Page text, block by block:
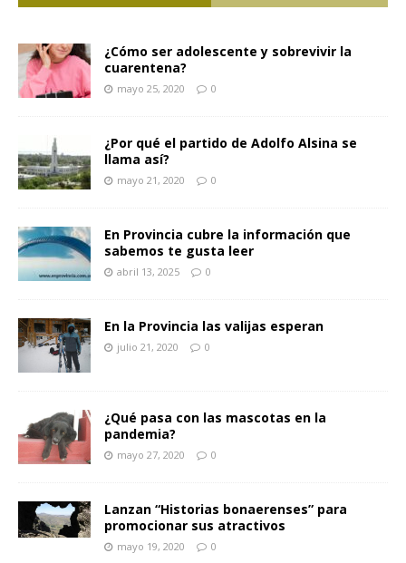
¿Cómo ser adolescente y sobrevivir la
cuarentena?
mayo 25, 2020 0
¿Por qué el partido de Adolfo Alsina se
llama así?
mayo 21, 2020 0
En Provincia cubre la información que
sabemos te gusta leer
abril 13, 2025 0
En la Provincia las valijas esperan
julio 21, 2020 0
¿Qué pasa con las mascotas en la
pandemia?
mayo 27, 2020 0
Lanzan “Historias bonaerenses” para
promocionar sus atractivos
mayo 19, 2020 0